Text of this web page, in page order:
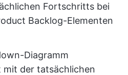
Fortschritts bei
Backlog-Elementen
Diagramm
mit der tatsächlichen